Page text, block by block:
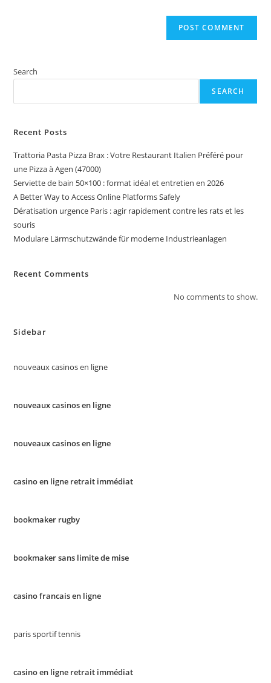
Search
SEARCH
Recent Posts
Trattoria Pasta Pizza Brax : Votre Restaurant Italien Préféré pour
une Pizza à Agen (47000)
Serviette de bain 50×100 : format idéal et entretien en 2026
A Better Way to Access Online Platforms Safely
Dératisation urgence Paris : agir rapidement contre les rats et les
souris
Modulare Lärmschutzwände für moderne Industrieanlagen
Recent Comments
No comments to show.
Sidebar
nouveaux casinos en ligne
nouveaux casinos en ligne
nouveaux casinos en ligne
casino en ligne retrait immédiat
bookmaker rugby
bookmaker sans limite de mise
casino francais en ligne
paris sportif tennis
casino en ligne retrait immédiat